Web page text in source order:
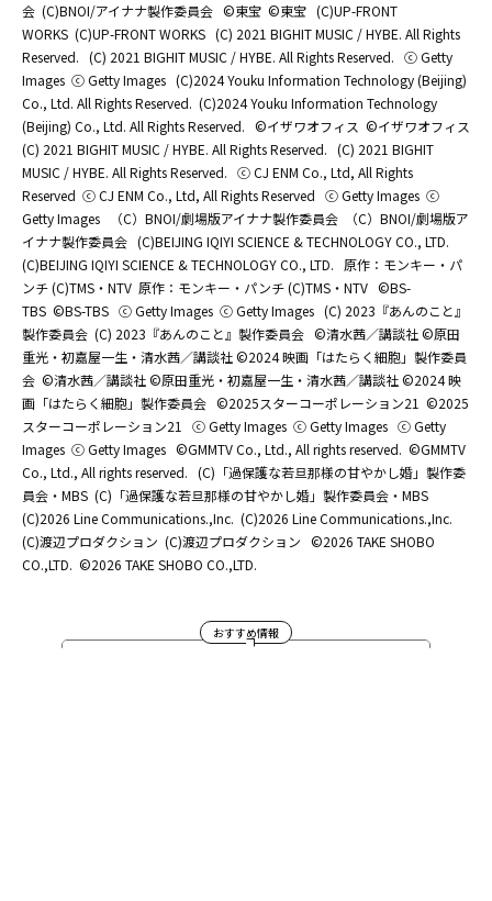
会 (C)BNOI/アイナナ製作委員会 ©東宝 ©東宝 (C)UP-FRONT
WORKS (C)UP-FRONT WORKS (C) 2021 BIGHIT MUSIC / HYBE. All Rights
Reserved. (C) 2021 BIGHIT MUSIC / HYBE. All Rights Reserved. ⓒ Getty
Images ⓒ Getty Images (C)2024 Youku Information Technology (Beijing)
Co., Ltd. All Rights Reserved. (C)2024 Youku Information Technology
(Beijing) Co., Ltd. All Rights Reserved. ©イザワオフィス ©イザワオフィス
(C) 2021 BIGHIT MUSIC / HYBE. All Rights Reserved. (C) 2021 BIGHIT
MUSIC / HYBE. All Rights Reserved. ⓒ CJ ENM Co., Ltd, All Rights
Reserved ⓒ CJ ENM Co., Ltd, All Rights Reserved ⓒ Getty Images ⓒ
Getty Images
（C）BNOI/劇場版アイナナ製作委員会
（C）BNOI/劇場版ア
イナナ製作委員会 (C)BEIJING IQIYI SCIENCE & TECHNOLOGY CO., LTD.
(C)BEIJING IQIYI SCIENCE & TECHNOLOGY CO., LTD.
原作：モンキー・パ
ンチ (C)TMS・NTV 原作：モンキー・パンチ (C)TMS・NTV ©BS-
TBS ©BS-TBS ⓒ Getty Images ⓒ Getty Images (C) 2023『あんのこと』
製作委員会 (C) 2023『あんのこと』製作委員会 ©清水茜／講談社 ©原田
重光・初嘉屋一生・清水茜／講談社 ©2024 映画「はたらく細胞」製作委員
会 ©清水茜／講談社 ©原田重光・初嘉屋一生・清水茜／講談社 ©2024 映
画「はたらく細胞」製作委員会 ©2025スターコーポレーション21 ©2025
スターコーポレーション21
ⓒ Getty Images ⓒ Getty Images ⓒ Getty
Images ⓒ Getty Images ©GMMTV Co., Ltd., All rights reserved. ©GMMTV
Co., Ltd., All rights reserved. (C)「過保護な若旦那様の甘やかし婚」製作委
員会・MBS (C)「過保護な若旦那様の甘やかし婚」製作委員会・MBS
(C)2026 Line Communications.,Inc. (C)2026 Line Communications.,Inc.
(C)渡辺プロダクション (C)渡辺プロダクション ©2026 TAKE SHOBO
CO.,LTD. ©2026 TAKE SHOBO CO.,LTD.
おすすめ情報